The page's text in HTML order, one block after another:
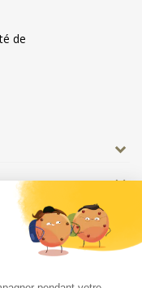
de
Garantis,cliquez ici pour